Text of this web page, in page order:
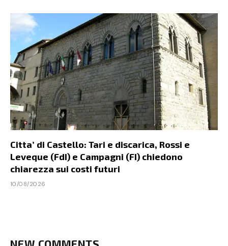
Citta’ di Castello: Tari e discarica, Rossi e
Leveque (FdI) e Campagni (FI) chiedono
chiarezza sui costi futuri
10/08/2026